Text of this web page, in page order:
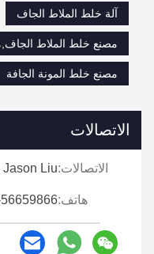
آلة خلط الملاط الجاف
مصنع خلط الملاط
مصنع خلط المونة الجافة
الاتصالات
الاتصالات:Jason Liu
هاتف: